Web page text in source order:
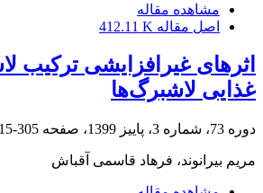
مشاهده مقاله
اصل مقاله 412.11 K
غذایی لاشبرگ‌ها
دوره 73، شماره 3، پاییز 1399، صفحه 305-315
مریم بیرانوند، فرهاد قاسمی آقباش